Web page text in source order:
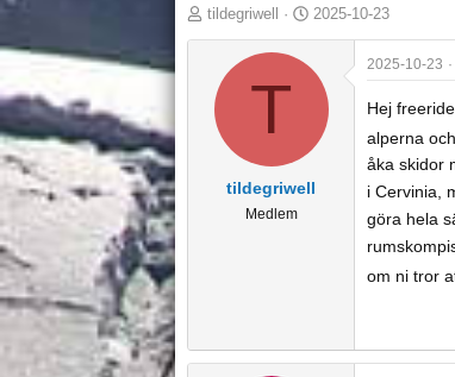
T
r
tildegriwell
S
t
a
d
t
2025-10-23
T
tildegriwell
Medlem
2025-10-23
Hej
alperna
åka skidor
i Cervinia,
göra hela
om ni tror